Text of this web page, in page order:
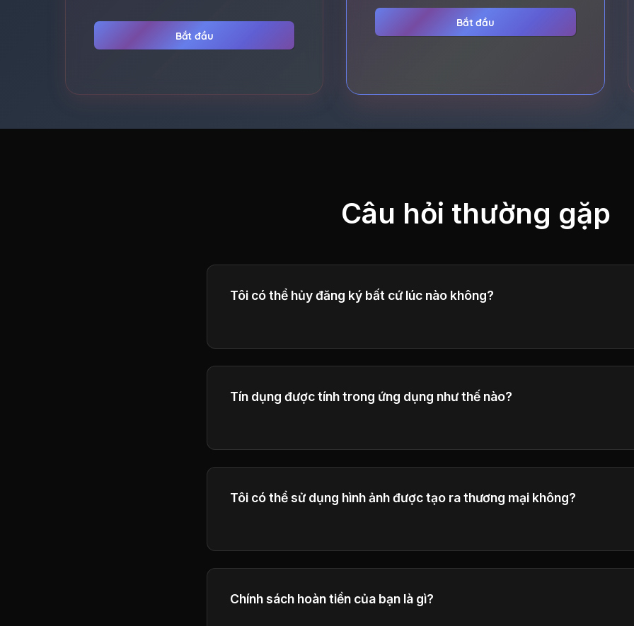
Bắt đầu
Bắt đầu
Câu hỏi thường gặp
Tôi có thể hủy đăng ký bất cứ lúc nào không?
Tín dụng được tính trong ứng dụng như thế nào?
Tôi có thể sử dụng hình ảnh được tạo ra thương mại không?
Chính sách hoàn tiền của bạn là gì?